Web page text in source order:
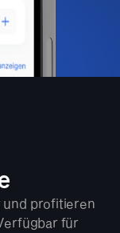
und profitieren
für